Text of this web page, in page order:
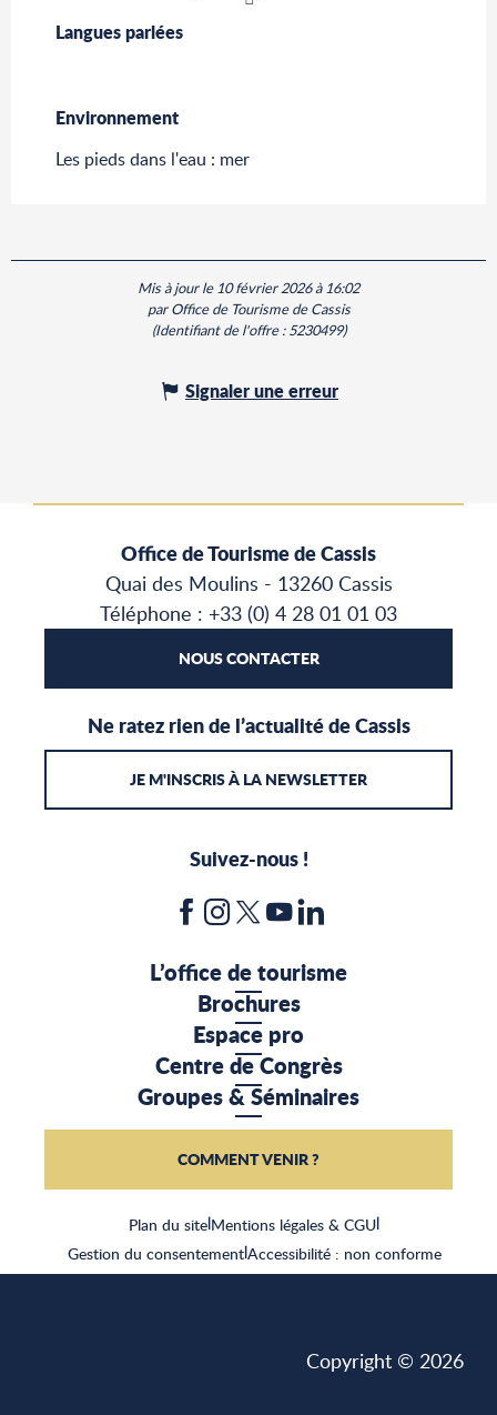
Langues parlées
Langues parlées
Environnement
Environnement
Les pieds dans l'eau : mer
Mis à jour le 10 février 2026 à 16:02
par Office de Tourisme de Cassis
(Identifiant de l'offre :5230499)
Signaler une erreur
Office de Tourisme de Cassis
Quai des Moulins - 13260 Cassis
Téléphone : +33 (0) 4 28 01 01 03
NOUS CONTACTER
Ne ratez rien de l’actualité de Cassis
JE M'INSCRIS À LA NEWSLETTER
Suivez-nous !
Plan du site|Mentions légales & CGU|
Gestion du consentement|Accessibilité : non conforme
L’office de tourisme
Brochures
Espace pro
Centre de Congrès
Groupes & Séminaires
COMMENT VENIR ?
Copyright © 2026